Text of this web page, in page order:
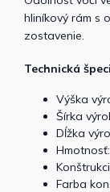
hliníkový rám s
zostavenie.
Technická
Výška
Šírka
Dĺžka
Farba